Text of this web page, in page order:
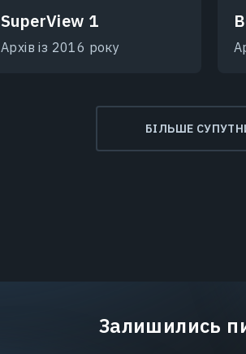
SuperView 1
Архів із 2016 року
БІЛЬШЕ
Залишились